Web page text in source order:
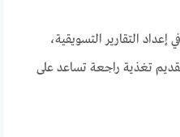
التقارير التسويقية،
تغذية راجعة تساعد على